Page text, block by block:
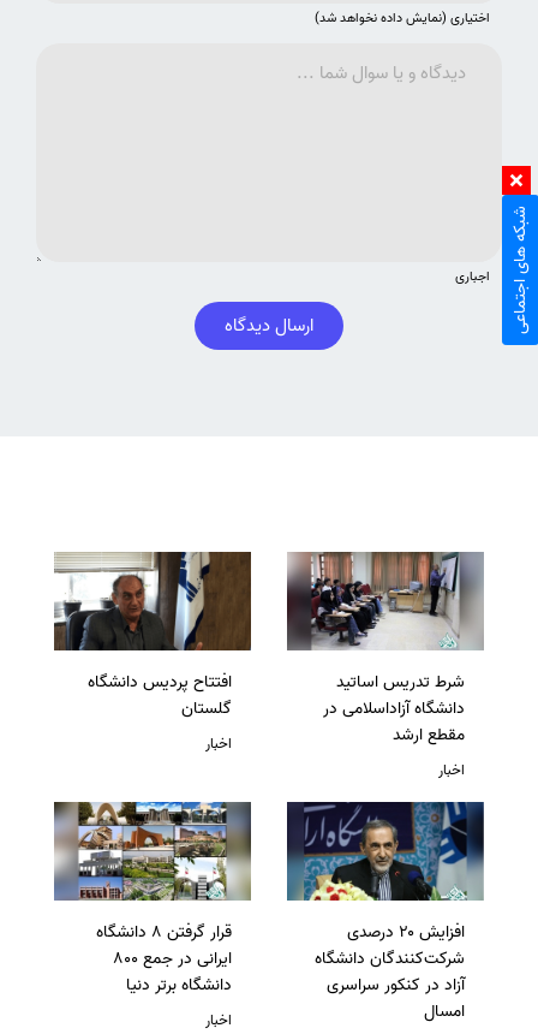
اختیاری (نمایش داده نخواهد شد)
اجباری
ارسال دیدگاه
شرط تدریس اساتید
دانشگاه آزاداسلامی در
مقطع ارشد
اخبار
افتتاح پردیس دانشگاه
گلستان
اخبار
افزایش ۲۰ درصدی
شرکت‌کنندگان دانشگاه
آزاد در کنکور سراسری
امسال
قرار گرفتن 8 دانشگاه
ایرانی در جمع 800
دانشگاه برتر دنیا
اخبار
شبکه های اجتماعی